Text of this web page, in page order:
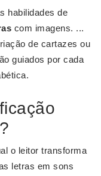
habilidades de
com imagens. ...
de cartazes ou
guiados por cada
o leitor transforma
letras em sons